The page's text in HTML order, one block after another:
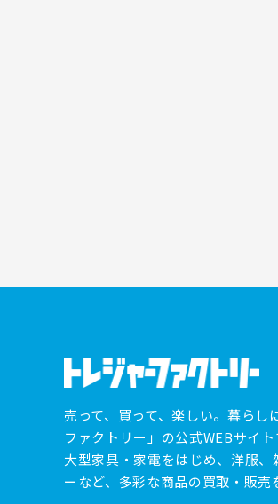
売って、買って、楽しい。暮ら
ファクトリー」の公式WEBサイト
大型家具・家電をはじめ、洋服
ーなど、多彩な商品の買取・販売